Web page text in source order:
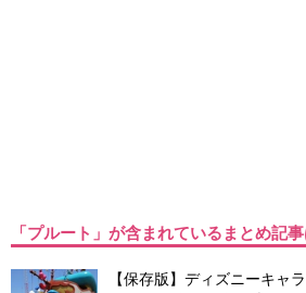
「プルート」が含まれているまとめ記
【保存版】ディズニーキャ